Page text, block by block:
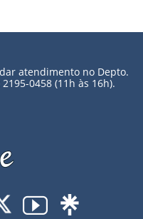
atendimento no Depto.
0458 (11h às 16h).